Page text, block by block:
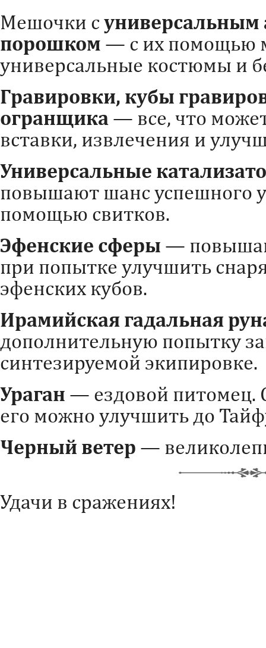
Мешочки с
порошком — с их помощью
универсальные костюмы и
Гравировки, кубы
огранщика — все, что
вставки, извлечения и
Универсальные
повышают шанс успешного
помощью свитков.
Эфенские сферы —
при попытке улучшить
эфенских кубов.
Ирамийская гадальная
дополнительную попытку
синтезируемой экипировке.
Ураган — ездовой питомец.
его можно улучшить до
Черный ветер —
Удачи в сражениях!